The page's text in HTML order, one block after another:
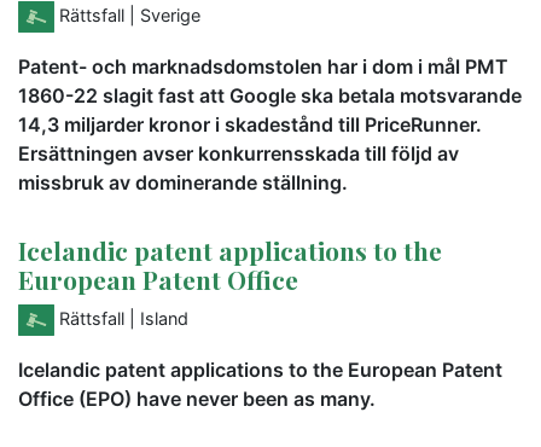
Rättsfall | Sverige
Patent- och marknadsdomstolen har i dom i mål PMT
1860-22 slagit fast att Google ska betala motsvarande
14,3 miljarder kronor i skadestånd till PriceRunner.
Ersättningen avser konkurrensskada till följd av
missbruk av dominerande ställning.
Icelandic patent applications to the
European Patent Office
Rättsfall | Island
Icelandic patent applications to the European Patent
Office (EPO) have never been as many.